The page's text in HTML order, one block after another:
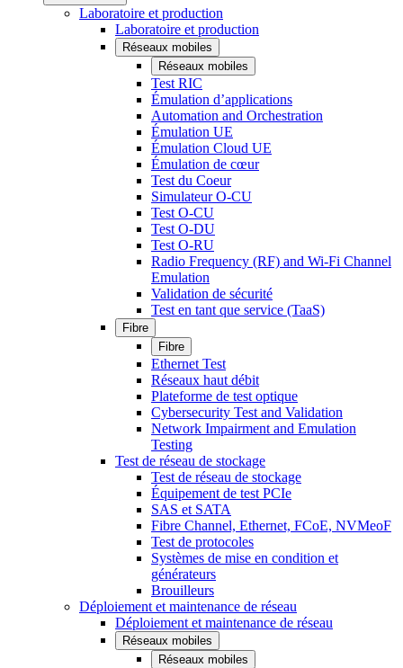
Laboratoire et production
Laboratoire et production
Réseaux mobiles
Réseaux mobiles
Test RIC
Émulation d’applications
Automation and Orchestration
Émulation UE
Émulation Cloud UE
Émulation de cœur
Test du Coeur
Simulateur O-CU
Test O-CU
Test O-DU
Test O-RU
Radio Frequency (RF) and Wi-Fi Channel
Emulation
Validation de sécurité
Test en tant que service (TaaS)
Fibre
Fibre
Ethernet Test
Réseaux haut débit
Plateforme de test optique
Cybersecurity Test and Validation
Network Impairment and Emulation
Testing
Test de réseau de stockage
Test de réseau de stockage
Équipement de test PCIe
SAS et SATA
Fibre Channel, Ethernet, FCoE, NVMeoF
Test de protocoles
Systèmes de mise en condition et
générateurs
Brouilleurs
Déploiement et maintenance de réseau
Déploiement et maintenance de réseau
Réseaux mobiles
Réseaux mobiles